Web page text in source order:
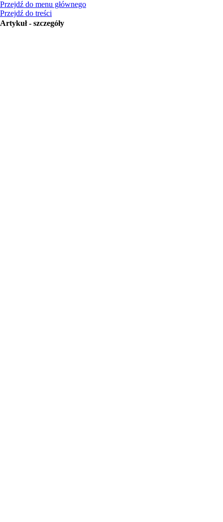
Przejdź do menu głównego
Przejdź do treści
Artykuł - szczegóły